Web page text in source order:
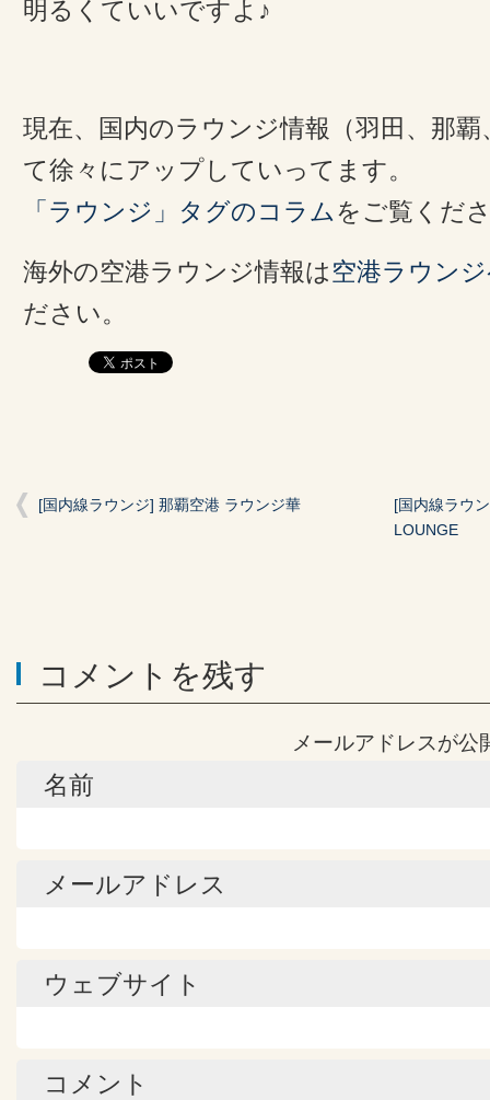
明るくていいですよ♪
現在、国内のラウンジ情報（羽田、那
て徐々にアップしていってます。
「ラウンジ」タグのコラムをご覧くだ
海外の空港ラウンジ情報は空港ラウン
ださい。
[国内線ラウンジ] 那覇空港 ラウンジ華
[国内線ラウ
LOUNGE
コメントを残す
メールアドレスが公
名前
メールアドレス
ウェブサイト
コメント